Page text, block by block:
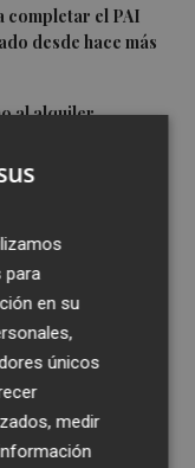
completar el PAI
desde hace más
al alquiler
euros las
sur
en las
en "un
para
en su
únicos
medir